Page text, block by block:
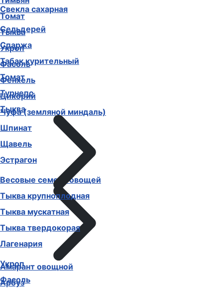
Томат
Тыква
Укроп
Фасоль
Фенхель
Цикорий
Чуфа (земляной миндаль)
Шпинат
Щавель
Эстрагон
Весовые семена овощей
Амарант овощной
Арбуз
Свекла сахарная
Сельдерей
Спаржа
Табак курительный
Томат
Турнепс
Тыква
Тыква крупноплодная
Тыква мускатная
Тыква твердокорая
Лагенария
Укроп
Фасоль